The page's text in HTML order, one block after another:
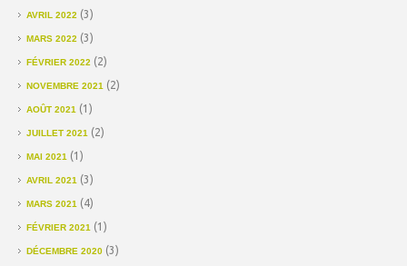
AVRIL 2022 (3)
MARS 2022 (3)
FÉVRIER 2022 (2)
NOVEMBRE 2021 (2)
AOÛT 2021 (1)
JUILLET 2021 (2)
MAI 2021 (1)
AVRIL 2021 (3)
MARS 2021 (4)
FÉVRIER 2021 (1)
DÉCEMBRE 2020 (3)